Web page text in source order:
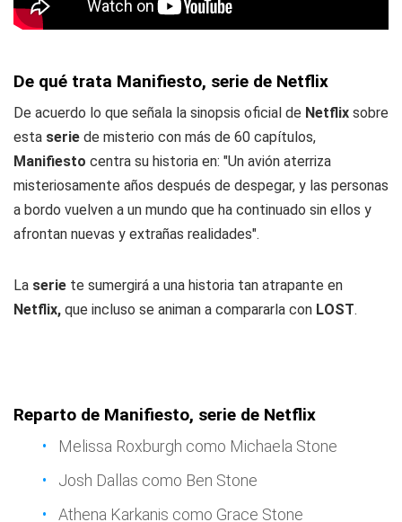
De qué trata Manifiesto, serie de Netflix
De acuerdo lo que señala la sinopsis oficial de Netflix sobre
esta serie de misterio con más de 60 capítulos,
Manifiesto centra su historia en: "Un avión aterriza
misteriosamente años después de despegar, y las personas
a bordo vuelven a un mundo que ha continuado sin ellos y
afrontan nuevas y extrañas realidades".
La serie te sumergirá a una historia tan atrapante en
Netflix, que incluso se animan a compararla con LOST.
Reparto de Manifiesto, serie de Netflix
Melissa Roxburgh como Michaela Stone
Josh Dallas como Ben Stone
Athena Karkanis como Grace Stone